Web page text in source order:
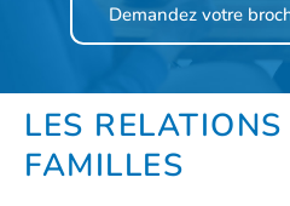
Demandez votre
LES
FAMILLES